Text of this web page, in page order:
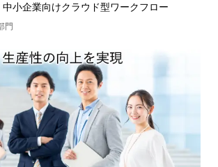
中小企業向けクラウド型ワークフロー
門